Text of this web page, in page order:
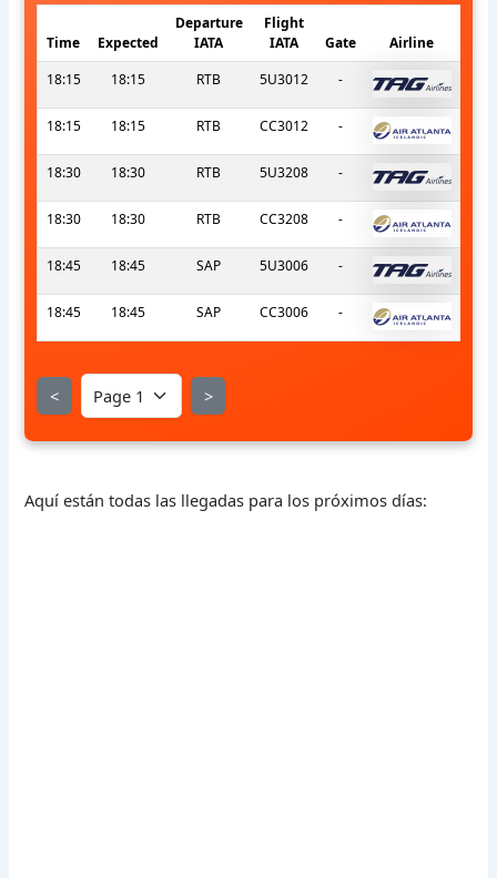
Time Expected
Departure
IATA
Flight
IATA
Gate
Airline
18:15
18:15 RTB 5U3012 -
18:15 18:15 RTB CC3012 -
18:30 18:30 RTB 5U3208 -
18:30 18:30 RTB CC3208 -
18:45 18:45 SAP 5U3006 -
18:45 18:45 SAP CC3006 -
< >
Aquí están todas las llegadas para los próximos días: